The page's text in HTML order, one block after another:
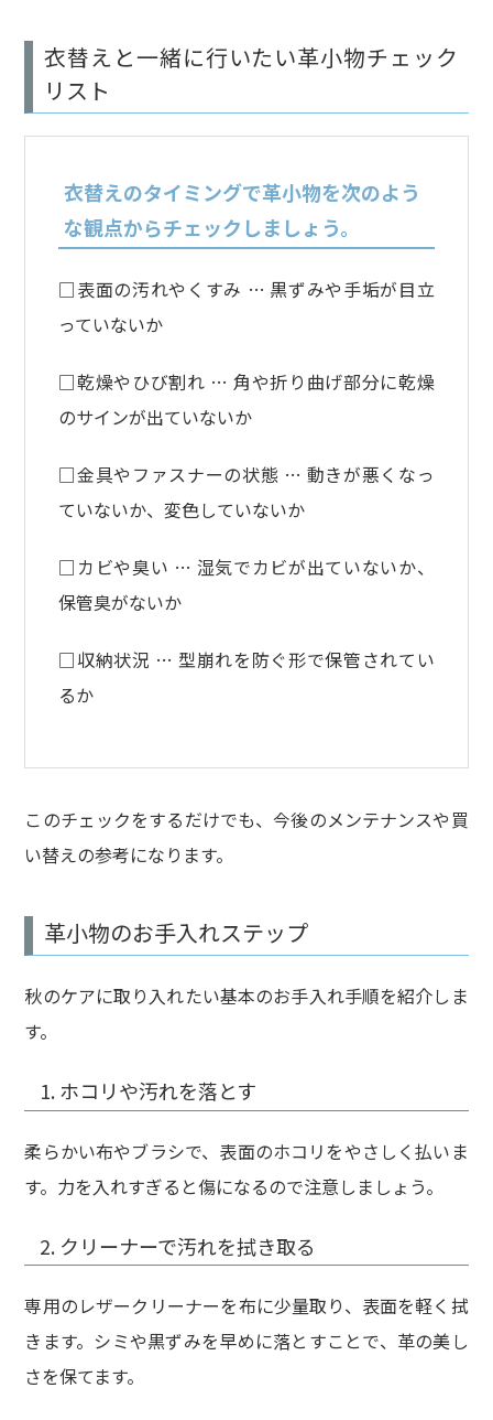
衣替えと一緒に行いたい革小物チェック
リスト
衣替えのタイミングで革小物を次のよう
な観点からチェックしましょう。
□表面の汚れやくすみ … 黒ずみや手垢が目立
っていないか
□乾燥やひび割れ … 角や折り曲げ部分に乾燥
のサインが出ていないか
□金具やファスナーの状態 … 動きが悪くなっ
ていないか、変色していないか
□カビや臭い … 湿気でカビが出ていないか、
保管臭がないか
□収納状況 … 型崩れを防ぐ形で保管されてい
るか
このチェックをするだけでも、今後のメンテナンスや買
い替えの参考になります。
革小物のお手入れステップ
秋のケアに取り入れたい基本のお手入れ手順を紹介しま
す。
1. ホコリや汚れを落とす
柔らかい布やブラシで、表面のホコリをやさしく払いま
す。力を入れすぎると傷になるので注意しましょう。
2. クリーナーで汚れを拭き取る
専用のレザークリーナーを布に少量取り、表面を軽く拭
きます。シミや黒ずみを早めに落とすことで、革の美し
さを保てます。